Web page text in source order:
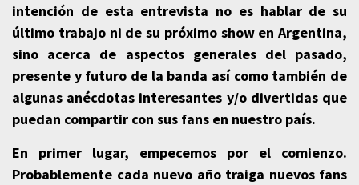
intención de esta entrevista no es hablar de su
último trabajo ni de su próximo show en Argentina,
sino acerca de aspectos generales del pasado,
presente y futuro de la banda así como también de
algunas anécdotas interesantes y/o divertidas que
puedan compartir con sus fans en nuestro país.
En primer lugar, empecemos por el comienzo.
Probablemente cada nuevo año traiga nuevos fans